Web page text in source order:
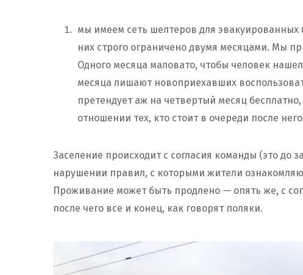
мы имеем сеть шелтеров для
них строго ограничено двумя месяцами. Мы
Одного месяца маловато, чтобы человек
месяца лишают новоприехавших
претендует аж на четвертый месяц
отношении тех, кто стоит в очереди после
Заселение происходит с согласия команды (это до
нарушении правил, с которыми жители
Проживание может быть продлено — опять же, с
после чего все и конец, как говорят поляки.